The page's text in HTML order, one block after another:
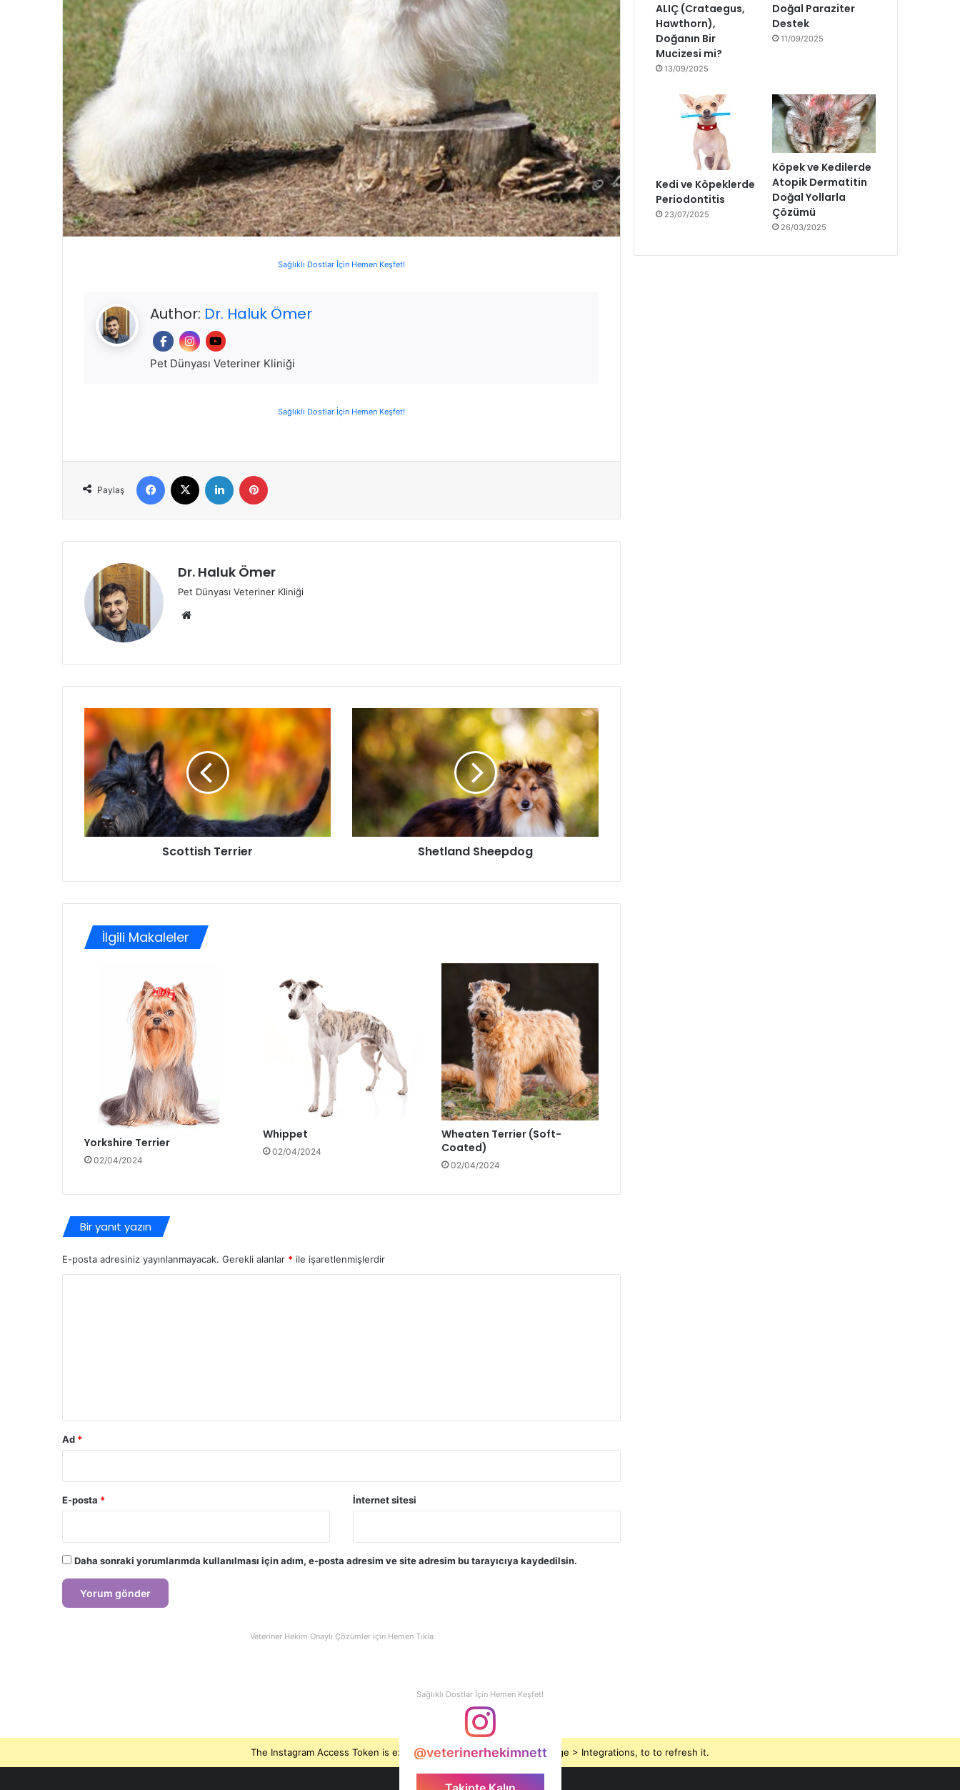
Sağlıklı Dostlar İçin Hemen Keşfet!
Author: Dr. Haluk Ömer
Pet Dünyası Veteriner Kliniği
Sağlıklı Dostlar İçin Hemen Keşfet!
Paylaş
Dr. Haluk Ömer
Pet Dünyası Veteriner Kliniği
Scottish Terrier Shetland Sheepdog
İlgili Makaleler
Yorkshire Terrier
02/04/2024
Whippet
02/04/2024
Wheaten Terrier (Soft-
Coated)
02/04/2024
Bir yanıt yazın
E-posta adresiniz yayınlanmayacak. Gerekli alanlar * ile işaretlenmişlerdir
Ad *
E-posta * İnternet sitesi
Daha sonraki yorumlarımda kullanılması için adım, e-posta adresim ve site adresim bu tarayıcıya kaydedilsin.
Veteriner Hekim Onaylı Çözümler için Hemen Tıkla
ALIÇ (Crataegus,
Hawthorn),
Doğanın Bir
Mucizesi mi?
13/09/2025
Doğal Paraziter
Destek
11/09/2025
Kedi ve Köpeklerde
Periodontitis
23/07/2025
Köpek ve Kedilerde
Atopik Dermatitin
Doğal Yollarla
Çözümü
26/03/2025
Sağlıklı Dostlar İçin Hemen Keşfet!
@veterinerhekimnett
The Instagram Access Token is expired, Go to the Theme options page > Integrations, to to refresh it.